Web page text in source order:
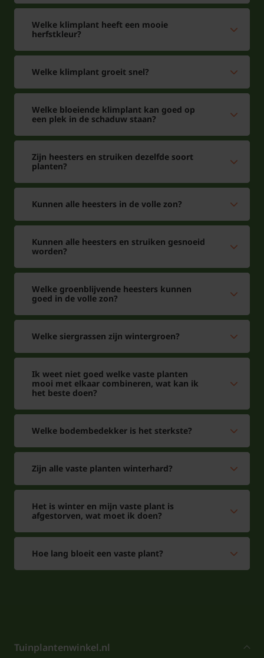
Voor snoei- en onderhoudstips voor de klimroos
'Bonita'klik hier!
Welke klimplant heeft een mooie
herfstkleur?
Welke klimplant groeit snel?
Welke bloeiende klimplant kan goed op
een plek in de schaduw staan?
Zijn heesters en struiken dezelfde soort
planten?
Kunnen alle heesters in de volle zon?
Kunnen alle heesters en struiken gesnoeid
worden?
Welke groenblijvende heesters kunnen
goed in de volle zon?
Welke siergrassen zijn wintergroen?
Ik weet niet goed welke vaste planten
mooi met elkaar combineren, wat kan ik
het beste doen?
Welke bodembedekker is het sterkste?
Zijn alle vaste planten winterhard?
Het is winter en mijn vaste plant is
afgestorven, wat moet ik doen?
Hoe lang bloeit een vaste plant?
Tuinplantenwinkel.nl